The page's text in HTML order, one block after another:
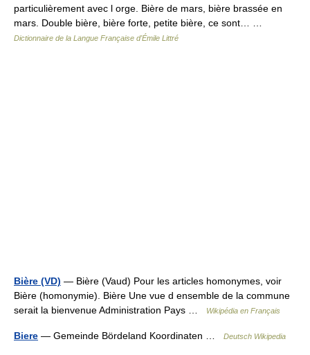
particulièrement avec l orge. Bière de mars, bière brassée en
mars. Double bière, bière forte, petite bière, ce sont… …
Dictionnaire de la Langue Française d'Émile Littré
Bière (VD) — Bière (Vaud) Pour les articles homonymes, voir
Bière (homonymie). Bière Une vue d ensemble de la commune
serait la bienvenue Administration Pays …
Wikipédia en Français
Biere — Gemeinde Bördeland Koordinaten … Deutsch Wikipedia